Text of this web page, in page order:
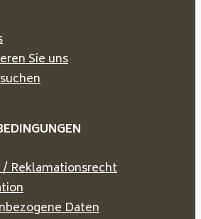
Sie uns
/ Reklamationsrecht
Daten